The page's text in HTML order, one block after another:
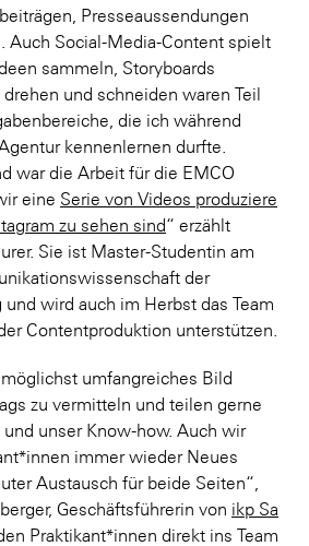
Presseaussendungen
Auch Social-Media-Content spielt
sammeln, Storyboards
und schneiden waren Teil
die ich während
kennenlernen durfte.
war die Arbeit für die EMCO
eine Serie von Videos produziere
zu sehen sind“ erzählt
Sie ist Master-Studentin am
der
wird auch im Herbst das Team
Contentproduktion unterstützen.
möglichst umfangreiches Bild
zu vermitteln und teilen gerne
unser Know-how. Auch wir
immer wieder Neues
Austausch für beide Seiten“,
Geschäftsführerin von ikp Sa
Praktikant*innen direkt ins Team